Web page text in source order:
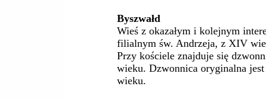
Byszwałd
Wieś z okazałym i kolejnym
filialnym św. Andrzeja, z XIV
Przy kościele znajduje się
wieku. Dzwonnica oryginalna
wieku.